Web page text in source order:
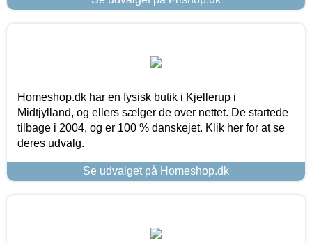
Homeshop.dk har en fysisk butik i Kjellerup i
Midtjylland, og ellers sælger de over nettet. De startede
tilbage i 2004, og er 100 % danskejet. Klik her for at se
deres udvalg.
Se udvalget på Homeshop.dk